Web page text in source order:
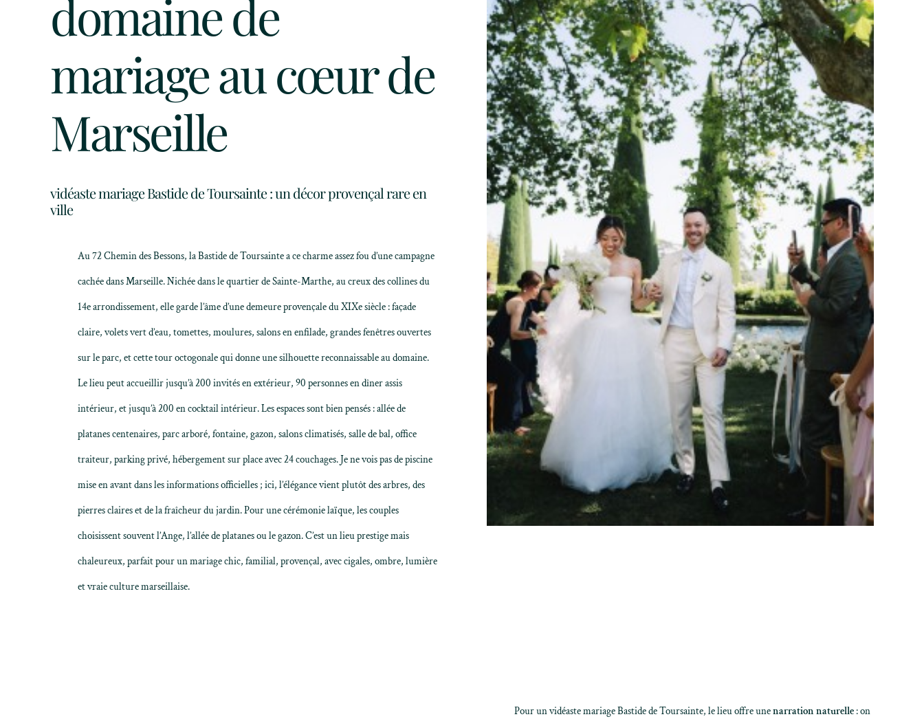
domaine de
mariage au cœur de
Marseille
vidéaste mariage Bastide de Toursainte : un décor provençal rare en
ville
Au 72 Chemin des Bessons, laBastide de Toursaintea ce charme assez fou d’une campagne
cachée dansMarseille. Nichée dans le quartier de Sainte-Marthe, au creux des collines du
14e arrondissement, elle garde l’âme d’une demeure provençale du XIXe siècle : façade
claire, volets vert d’eau, tomettes, moulures, salons en enfilade, grandes fenêtres ouvertes
sur le parc, et cette tour octogonale qui donne une silhouette reconnaissable au domaine.
Le lieu peut accueillir jusqu’à 200 invités en extérieur, 90 personnes en dîner assis
intérieur, et jusqu’à 200 en cocktail intérieur. Les espaces sont bien pensés : allée de
platanes centenaires, parc arboré, fontaine, gazon, salons climatisés, salle de bal, office
traiteur, parking privé, hébergement sur place avec 24 couchages. Je ne vois pas de piscine
mise en avant dans les informations officielles ; ici, l’élégance vient plutôt des arbres, des
pierres claires et de la fraîcheur du jardin. Pour une cérémonie laïque, les couples
choisissent souvent l’Ange, l’allée de platanes ou le gazon. C’est un lieu prestige mais
chaleureux, parfait pour un mariage chic, familial, provençal, avec cigales, ombre, lumière
et vraie culture marseillaise.
Pour un vidéaste mariage Bastide de Toursainte, le lieu offre unenarration naturelle : on